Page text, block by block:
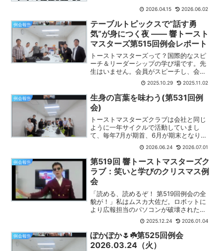
で例会をやっていますが、池袋まで通え
ない方はオンライン（Zoom）でもご参加
いただけます（...
2026.04.15 2026.06.02
例会報告
テーブルトピックスで“話す勇
気”が身につく夜 —— 響トースト
マスターズ第515回例会レポート
トーストマスターズって？国際的なスピ
ーチ＆リーダーシップの学び場です。先
生はいません。会員がスピーチし、会員
が論評（フィードバック）し合う——そ
の繰り返しで、実践的に「伝える力」と
「場を進める力」を鍛えます。今回のテ
ーマはテーブルトピックス...
2025.10.29 2025.11.02
例会報告
生身の言葉を味わう(第531回例
会)
トーストマスターズクラブは会社と同じ
ように一年サイクルで活動していまし
て、毎年7月が期首、6月が期末となりま
す。ということで、本日は、今期（第22
期）最後の例会でした。今期を振り返る
と、急速にその存在感を強めたのが生成
AIでした。ChatG...
2026.06.24 2026.07.01
例会報告
第519回 響トーストマスターズク
ラブ：笑いと学びのクリスマス例
会
「読める、読めるぞ！ 第519回例会の全
貌が！」私はムスカ大佐だ。ロボットに
より広報担当のパソコンが破壊された。
緊急事態につき私が臨時に記事を書く。
2025年12月23日、「クリスマス例会」
として開催された第519回例会は、会場
（IKE B...
2025.12.24 2026.01.04
例会報告
ぽかぽか🌷☘️第525回例会
2026.03.24（火）